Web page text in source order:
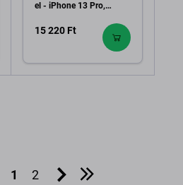
el - iPhone 13 Pro,
15 220 Ft
1 2